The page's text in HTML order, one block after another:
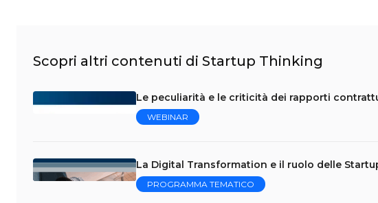
Scopri altri contenuti di Startup Thinking
Le peculiarità e le criticità dei rapporti
WEBINAR
La Digital Transformation e il ruolo delle
PROGRAMMA TEMATICO